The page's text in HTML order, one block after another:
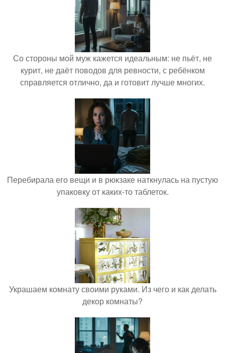
Со стороны мой муж кажется идеальным: не пьёт, не
курит, не даёт поводов для ревности, с ребёнком
справляется отлично, да и готовит лучше многих.
Перебирала его вещи и в рюкзаке наткнулась на пустую
упаковку от каких-то таблеток.
Украшаем комнату своими руками. Из чего и как делать
декор комнаты?